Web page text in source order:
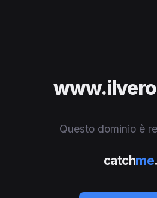
Questo dominio è
catchme